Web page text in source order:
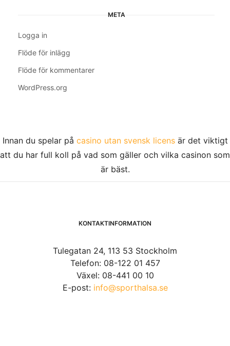
META
Logga in
Flöde för inlägg
Flöde för kommentarer
WordPress.org
Innan du spelar på casino utan svensk licensär det viktigt
att du har full koll på vad som gäller och vilka casinon som
är bäst.
KONTAKTINFORMATION
Tulegatan 24, 113 53 Stockholm
Telefon: 08-122 01 457
Växel: 08-441 00 10
E-post: info@sporthalsa.se